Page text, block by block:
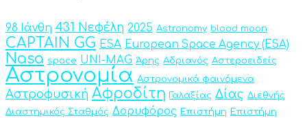
98 Ιάνθη 431 Νεφέλη 2025 Astronomy blood moon
CAPTAIN GG ESA European Space Agency (ESA)
Nasa space UNI-MAG Άρης Αδριανός Αστεροειδείς
Αστρονομία Αστρονομικά φαινόμενα
Αστροφυσική Αφροδίτη Γαλαξίας Δίας Διεθνής
Διαστημικός Σταθμός Δορυφόρος Επιστήμη Επιστήμη